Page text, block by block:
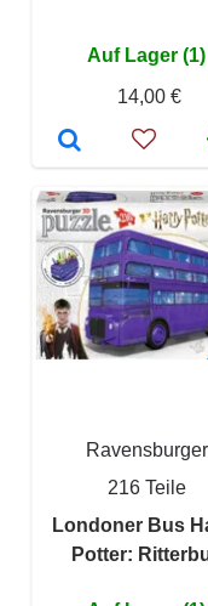
Auf Lager (1)
14,00 €
Ravensburger
216 Teile
Londoner Bus
Potter: